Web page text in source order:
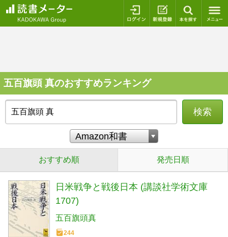
ログイン 新規登録
五百旗頭 真のおすすめランキング
検索
おすすめ順 発売日順
日米戦争と戦後日本 (講談社学術文庫
1707)
五百旗頭真
244